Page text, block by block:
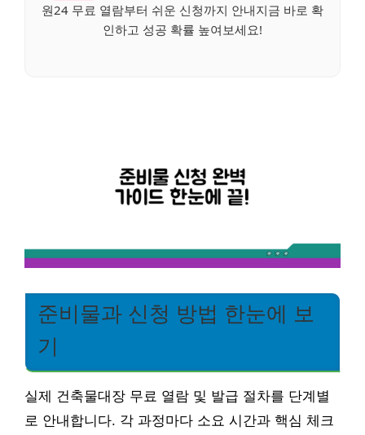
원24 무료 열람부터 쉬운 신청까지 안내지금 바로 확
인하고 성공 확률 높여보세요!
준비물과 신청 방법 한눈에 보
기
실제 건축물대장 무료 열람 및 발급 절차를 단계별
로 안내합니다. 각 과정마다 소요 시간과 핵심 체크